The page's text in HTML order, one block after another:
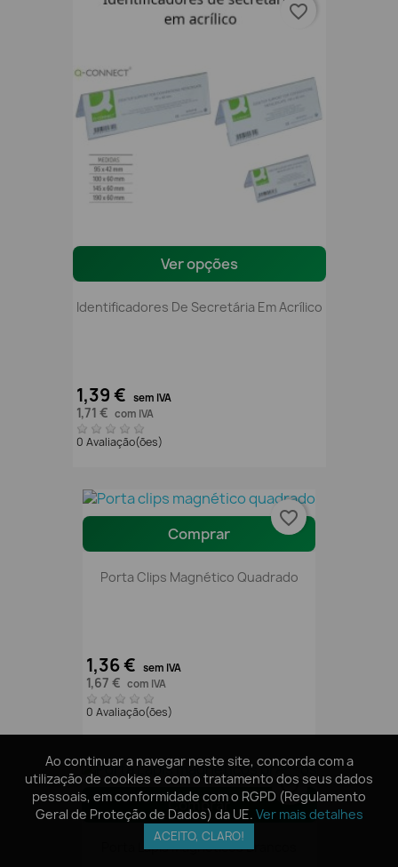
Ao continuar a navegar neste site, concorda com a
utilização de cookies e com o tratamento dos seus dados
pessoais, em conformidade com o RGPD (Regulamento
Geral de Proteção de Dados) da UE. Ver mais detalhes
ACEITO, CLARO!
Ver opções
Identificadores De Secretária Em Acrílico
1,39 € sem IVA
1,71 € com IVA
0 Avaliação(ões)
favorite_border
Comprar
Porta Clips Magnético Quadrado
1,36 € sem IVA
1,67 € com IVA
0 Avaliação(ões)
favorite_border
Comprar
Porta Lápis Magnéticos Brancos
favorite_border
Ao continuar a navegar neste site, concorda com a
utilização de cookies e com o tratamento dos seus dados
pessoais, em conformidade com o RGPD (Regulamento
Geral de Proteção de Dados) da UE. Ver mais detalhes
ACEITO, CLARO!